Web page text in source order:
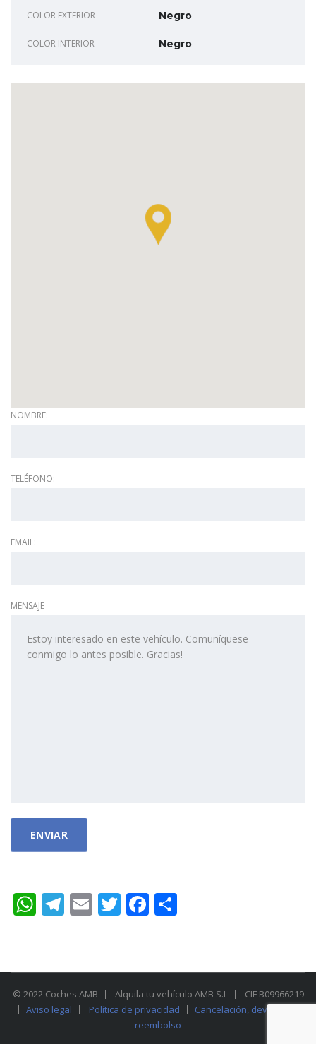
COLOR EXTERIOR Negro
COLOR INTERIOR Negro
NOMBRE:
TELÉFONO:
EMAIL:
MENSAJE
WhatsApp
Telegram
EmailTwitterFacebook
© 2022 Coches AMB Alquila tu vehículo AMB S.L
CIF B09966219
Aviso legal
Política de privacidad
Cancelación, devolución y
reembolso